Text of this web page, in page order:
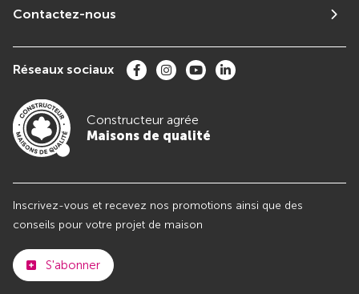
Contactez-nous
Réseaux sociaux
Constructeur agrée
Maisons de qualité
Inscrivez-vous et recevez nos promotions ainsi que des
conseils pour votre projet de maison
S'abonner